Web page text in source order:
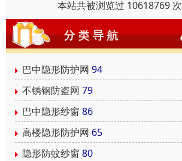
本站共被浏览过 10618769 次
巴中隐形防护网 94
不锈钢防盗网 79
巴中隐形纱窗 86
高楼隐形防护网 65
隐形防蚊纱窗 80